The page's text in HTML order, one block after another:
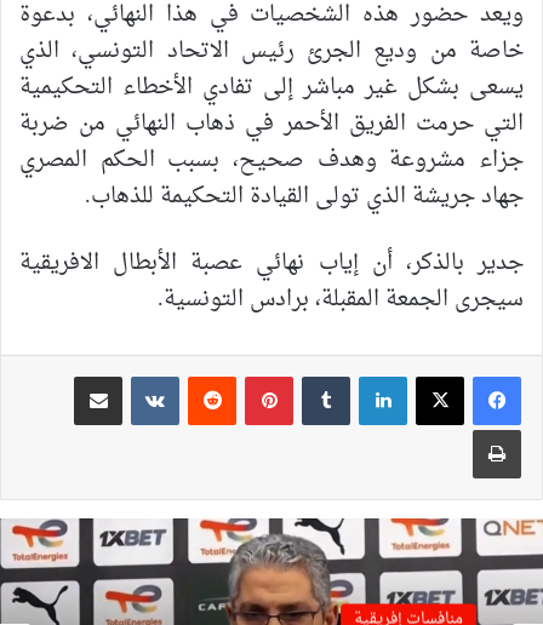
ويعد حضور هذه الشخصيات في هذا النهائي، بدعوة
خاصة من وديع الجرئ رئيس الاتحاد التونسي، الذي
يسعى بشكل غير مباشر إلى تفادي الأخطاء التحكيمية
التي حرمت الفريق الأحمر في ذهاب النهائي من ضربة
جزاء مشروعة وهدف صحيح، بسبب الحكم المصري
جهاد جريشة الذي تولى القيادة التحكيمة للذهاب.
جدير بالذكر، أن إياب نهائي عصبة الأبطال الافريقية
سيجرى الجمعة المقبلة، برادس التونسية.
لينكدإن بينتيريست
مشاركة عبر البريد
طباعة